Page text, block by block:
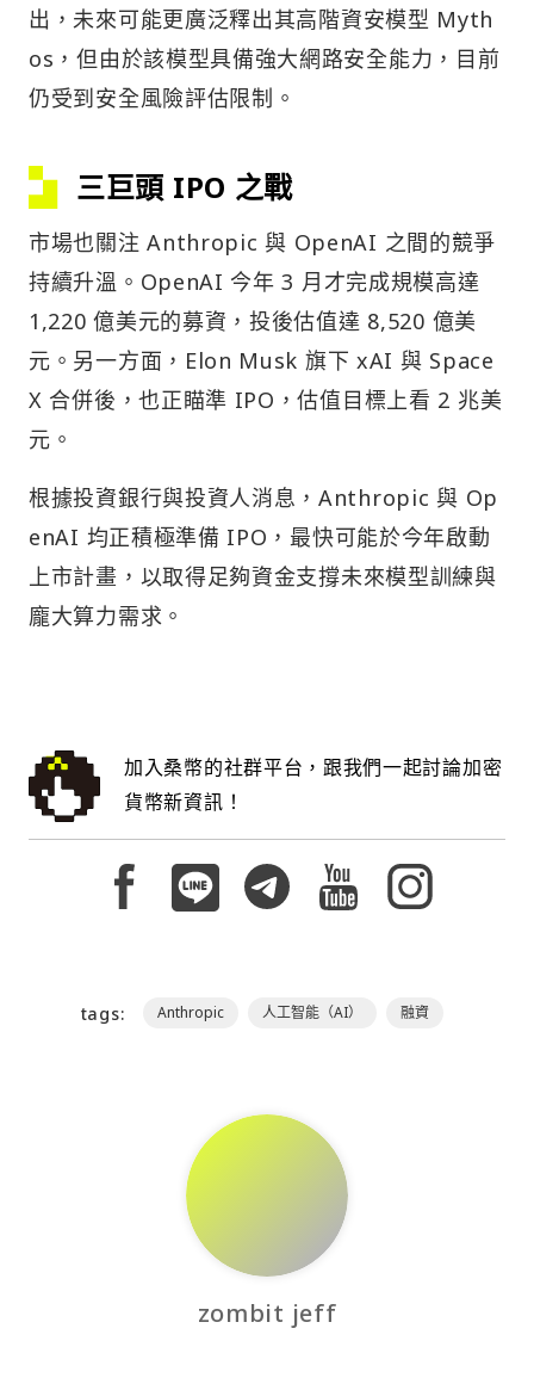
出，未來可能更廣泛釋出其高階資安模型 Myth
os，但由於該模型具備強大網路安全能力，目前
仍受到安全風險評估限制。
三巨頭 IPO 之戰
市場也關注 Anthropic 與 OpenAI 之間的競爭
持續升溫。OpenAI 今年 3 月才完成規模高達
1,220 億美元的募資，投後估值達 8,520 億美
元。另一方面，Elon Musk 旗下 xAI 與 Space
X 合併後，也正瞄準 IPO，估值目標上看 2 兆美
元。
根據投資銀行與投資人消息，Anthropic 與 Op
enAI 均正積極準備 IPO，最快可能於今年啟動
上市計畫，以取得足夠資金支撐未來模型訓練與
龐大算力需求。
加入桑幣的社群平台，跟我們一起討論加密
貨幣新資訊！
tags: Anthropic 人工智能（AI） 融資
zombit jeff